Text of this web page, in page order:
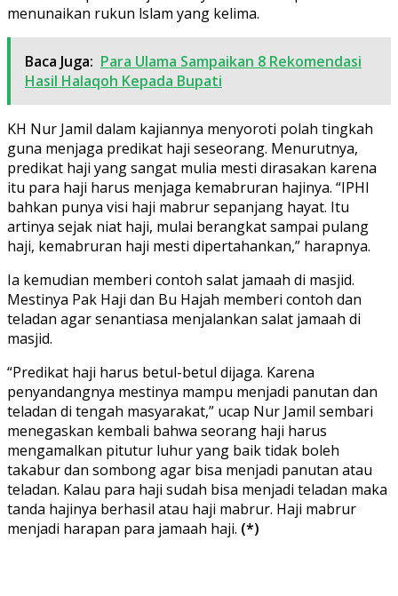
menunaikan rukun lslam yang kelima.
Baca Juga: Para Ulama Sampaikan 8 Rekomendasi
Hasil Halaqoh Kepada Bupati
KH Nur Jamil dalam kajiannya menyoroti polah tingkah
guna menjaga predikat haji seseorang. Menurutnya,
predikat haji yang sangat mulia mesti dirasakan karena
itu para haji harus menjaga kemabruran hajinya. “IPHI
bahkan punya visi haji mabrur sepanjang hayat. Itu
artinya sejak niat haji, mulai berangkat sampai pulang
haji, kemabruran haji mesti dipertahankan,” harapnya.
Ia kemudian memberi contoh salat jamaah di masjid.
Mestinya Pak Haji dan Bu Hajah memberi contoh dan
teladan agar senantiasa menjalankan salat jamaah di
masjid.
“Predikat haji harus betul-betul dijaga. Karena
penyandangnya mestinya mampu menjadi panutan dan
teladan di tengah masyarakat,” ucap Nur Jamil sembari
menegaskan kembali bahwa seorang haji harus
mengamalkan pitutur luhur yang baik tidak boleh
takabur dan sombong agar bisa menjadi panutan atau
teladan. Kalau para haji sudah bisa menjadi teladan maka
tanda hajinya berhasil atau haji mabrur. Haji mabrur
menjadi harapan para jamaah haji. (*)